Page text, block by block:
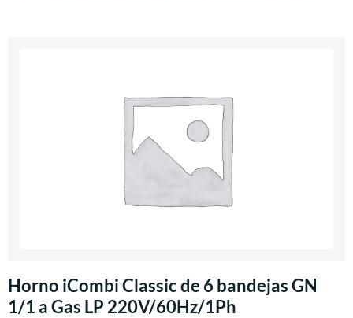
Horno iCombi Classic de 6 bandejas GN
1/1 a Gas LP 220V/60Hz/1Ph